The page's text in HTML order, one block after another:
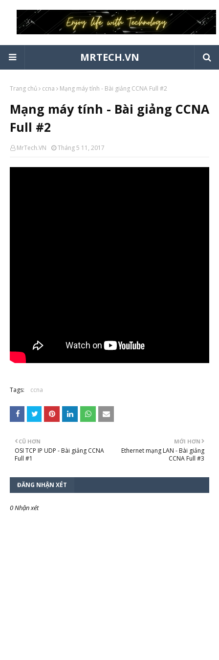
MRTECH.VN
Trang chủ ccna Mạng máy tính - Bài giảng CCNA Full #2
Mạng máy tính - Bài giảng CCNA
Full #2
MrTech.VN Tháng 5 11, 2017
Tags: ccna
MỚI HƠN
Ethernet mạng LAN - Bài giảng
CCNA Full #3
CŨ HƠN
OSI TCP IP UDP - Bài giảng CCNA
Full #1
ĐĂNG NHẬN XÉT
0 Nhận xét